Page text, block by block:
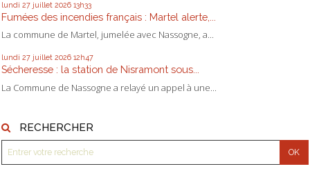
lundi 27 juillet 2026 13h33
Fumées des incendies français : Martel alerte,...
La commune de Martel, jumelée avec Nassogne, a...
lundi 27 juillet 2026 12h47
Sécheresse : la station de Nisramont sous...
La Commune de Nassogne a relayé un appel à une...
RECHERCHER